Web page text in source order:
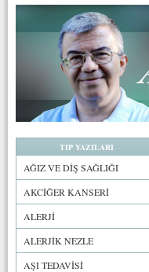
TIP YAZILARI
AĞIZ VE DİŞ SAĞLIĞI
AKCİĞER KANSERİ
ALERJİ
ALERJİK NEZLE
AŞI TEDAVİSİ